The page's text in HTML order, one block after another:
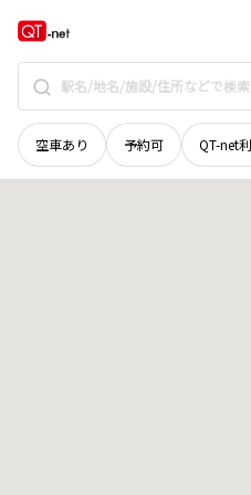
空車あり 予約可 QT-net
広島県